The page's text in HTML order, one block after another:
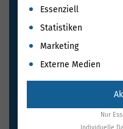
Es folgt eine Liste der
Essenziell
Statistiken
Marketing
Externe Medien
Nur
Individuelle